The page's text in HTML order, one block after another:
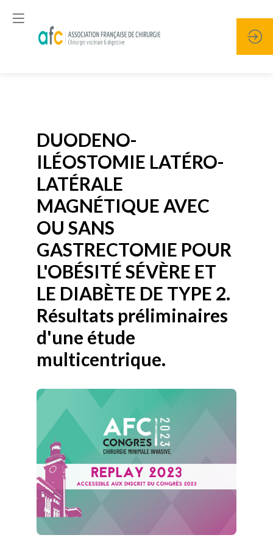
DUODENO-
ILÉOSTOMIE LATÉRO-
LATÉRALE
MAGNÉTIQUE AVEC
OU SANS
GASTRECTOMIE POUR
L'OBÉSITÉ SÉVÈRE ET
LE DIABÈTE DE TYPE 2.
Résultats préliminaires
d'une étude
multicentrique.